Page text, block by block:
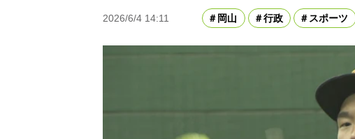
2026/6/4 14:11 岡山 行政 スポーツ